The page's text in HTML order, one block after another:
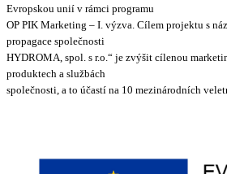
Evropskou unií v rámci programu
OP PIK Marketing – I. výzva. Cílem projektu s
propagace společnosti
HYDROMA, spol. s r.o.“ je zvýšit cílenou
produktech a službách
společnosti, a to účastí na 10 mezinárodních